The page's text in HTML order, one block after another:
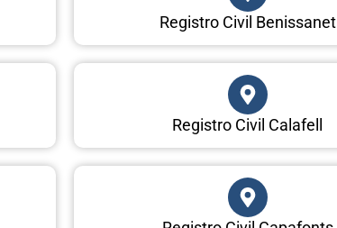
Registro Civil Benissanet
Registro Civil Calafell